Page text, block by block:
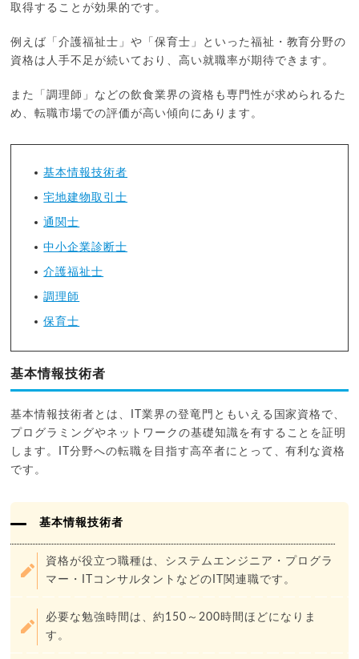
取得することが効果的です。
例えば「介護福祉士」や「保育士」といった福祉・教育分野の
資格は人手不足が続いており、高い就職率が期待できます。
また「調理師」などの飲食業界の資格も専門性が求められるた
め、転職市場での評価が高い傾向にあります。
基本情報技術者
宅地建物取引士
通関士
中小企業診断士
介護福祉士
調理師
保育士
基本情報技術者
基本情報技術者とは、IT業界の登竜門ともいえる国家資格で、
プログラミングやネットワークの基礎知識を有することを証明
します。IT分野への転職を目指す高卒者にとって、有利な資格
です。
基本情報技術者
資格が役立つ職種は、システムエンジニア・プログラ
マー・ITコンサルタントなどのIT関連職です。
必要な勉強時間は、約150～200時間ほどになりま
す。